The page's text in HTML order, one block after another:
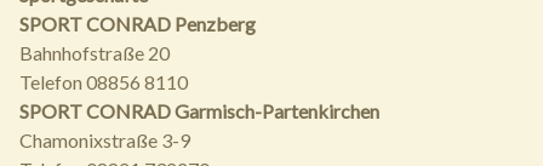
SPORT CONRAD Penzberg
Bahnhofstraße 20
Telefon 08856 8110
SPORT CONRAD Garmisch-Partenkirchen
Chamonixstraße 3-9